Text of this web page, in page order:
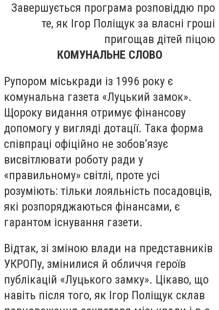
Завершується програма розповіддю про
те, як Ігор Поліщук за власні гроші
пригощав дітей піцою
КОМУНАЛЬНЕ СЛОВО
Рупором міськради із 1996 року є
комунальна газета «Луцький замок».
Щороку видання отримує фінансову
допомогу у вигляді дотації. Така форма
співпраці офіційно не зобов’язує
висвітлювати роботу ради у
«правильному» світлі, проте усі
розуміють: тільки лояльність посадовців,
які розпоряджаються фінансами, є
гарантом існування газети.
Відтак, зі зміною влади на представників
УКРОПу, змінилися й обличчя героїв
публікацій «Луцького замку». Цікаво, що
навіть після того, як Ігор Поліщук склав